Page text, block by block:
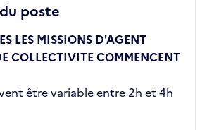
poste
LES MISSIONS D'AGENT
COLLECTIVITE COMMENCENT
être variable entre 2h et 4h